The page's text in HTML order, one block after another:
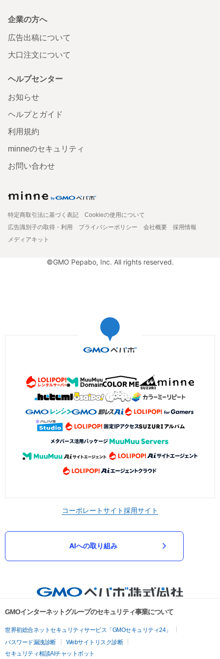
企業の方へ
広告出稿について
大口注文について
ヘルプセンター
お知らせ
ヘルプとガイド
利用規約
minneのセキュリティ
お問い合わせ
特定商取引法に基づく表記
Cookieの使用について
広告識別子の取得・利用
プライバシーポリシー 会社概要
採用情報
メディアキット
©GMO Pepabo, Inc. All rights reserved.
コーポレートサイト採用サイト
AIへの取り組み
GMOインターネットグループのセキュリティ事業について
世界初総合ネットセキュリティサービス「GMOセキュリティ24」
パスワード漏洩診断
Webサイトリスク診断
セキュリティ相談AIチャットボット